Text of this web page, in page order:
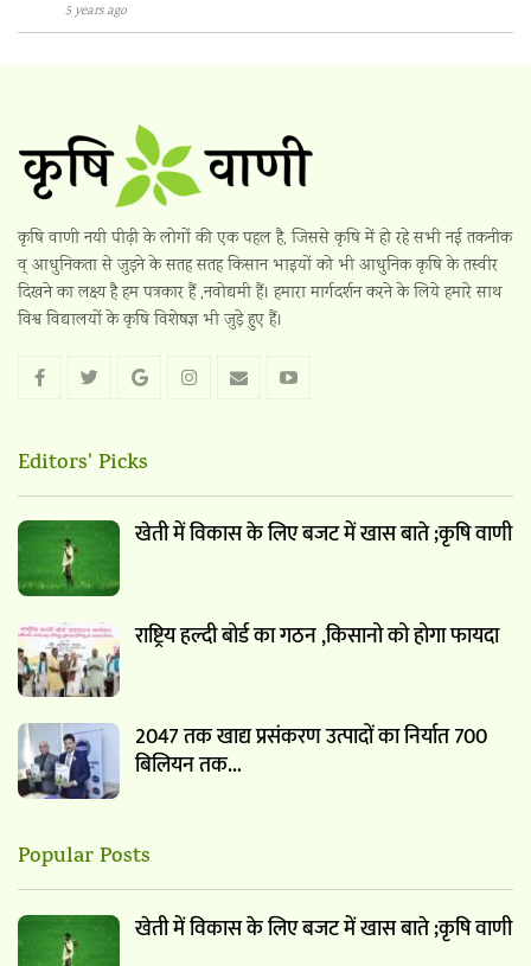
5 years ago
कृषि वाणी नयी पीढ़ी के लोगों की एक पहल है, जिससे कृषि में हो रहे सभी नई तकनीक
व् आधुनिकता से जुड़ने के सतह सतह किसान भाइयों को भी आधुनिक कृषि के तस्वीर
दिखने का लक्ष्य है हम पत्रकार हैं ,नवोद्यमी हैं। हमारा मार्गदर्शन करने के लिये हमारे साथ
विश्व विद्यालयों के कृषि विशेषज्ञ भी जुड़े हुए हैं।
Editors' Picks
खेती में विकास के लिए बजट में खास बाते ;कृषि वाणी
राष्ट्रिय हल्दी बोर्ड का गठन ,किसानो को होगा फायदा
2047 तक खाद्य प्रसंकरण उत्पादों का निर्यात 700
बिलियन तक…
Popular Posts
खेती में विकास के लिए बजट में खास बाते ;कृषि वाणी